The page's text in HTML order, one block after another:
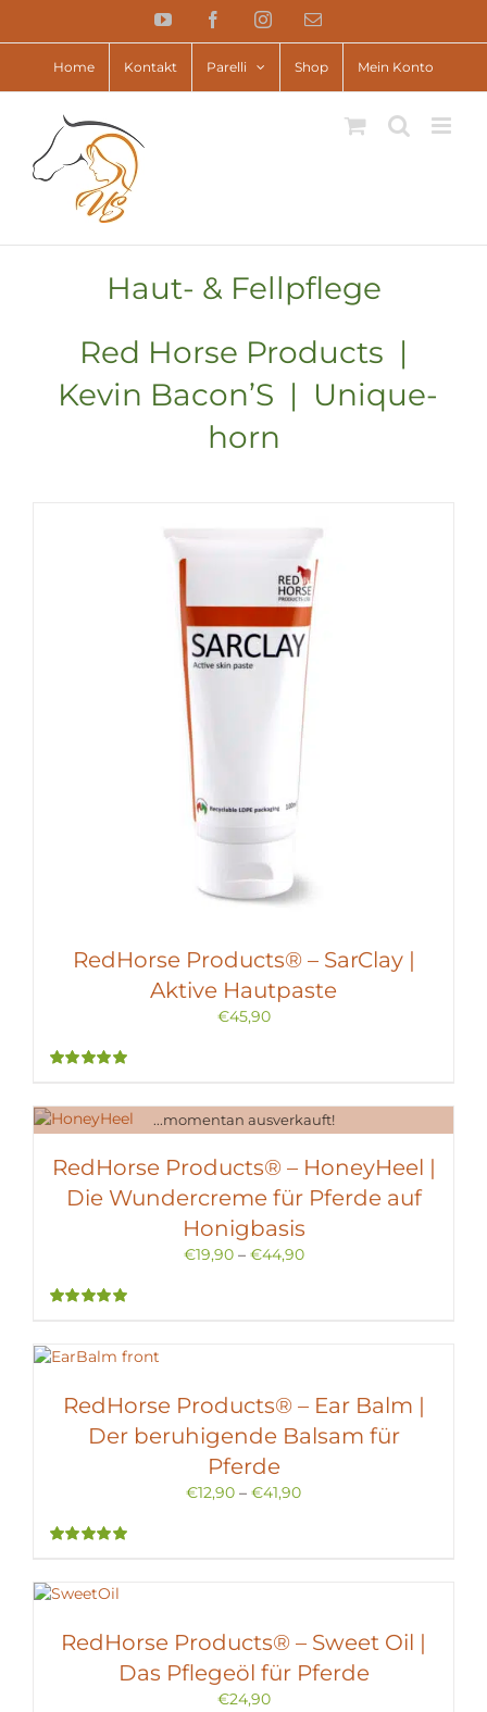
YouTube FacebookInstagram
E-
Home Kontakt Parelli Shop Mein Konto
Haut- & Fellpflege
Red Horse Products |
Kevin Bacon’S | Unique-
horn
RedHorse Products® – SarClay |
Aktive Hautpaste
5
€45,90
...momentan ausverkauft!
RedHorse Products® – HoneyHeel |
Die Wundercreme für Pferde auf
Honigbasis
5
€19,90– €44,90
RedHorse Products® – Ear Balm |
Der beruhigende Balsam für
Pferde
5
€12,90 – €41,90
RedHorse Products® – Sweet Oil |
Das Pflegeöl für Pferde
€24,90